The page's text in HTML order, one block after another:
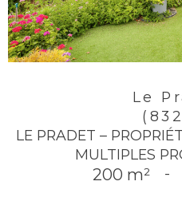
Le
LE PRADET –
MULTIPLES
200 m² -